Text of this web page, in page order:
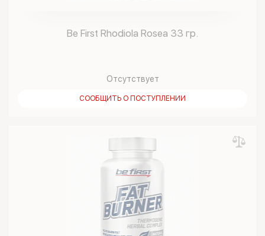
Be First Rhodiola Rosea 33 гр.
Отсутствует
СООБЩИТЬ О ПОСТУПЛЕНИИ